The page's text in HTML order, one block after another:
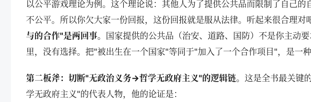
以公平游戏理论为例。这个理论说：其他人为了提供公共品而限制了自己
不公平。所以你欠大家一份回报，这份回报就是服从法律。听起来很合理对
与的合作"是两回事。
国家提供的公共品（治安、道路、国防）不是你主
里，没有选择。把"被出生在一个国家"等同于"加入了一个合作项目"，是一种
第二板斧：切断"无政治义务→哲学无政府主义"的逻辑链。 这是全书最关键
学无政府主义"的代表人物，他的论证是：